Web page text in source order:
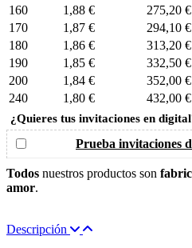
160
1,88 €
275,20 €
170
1,87 €
294,10 €
180
1,86 €
313,20 €
190
1,85 €
332,50 €
200
1,84 €
352,00 €
240
1,80 € 432,00 €
¿Quieres tus invitaciones en
Prueba invitaciones
Todos nuestros productos son
amor.
Descripción